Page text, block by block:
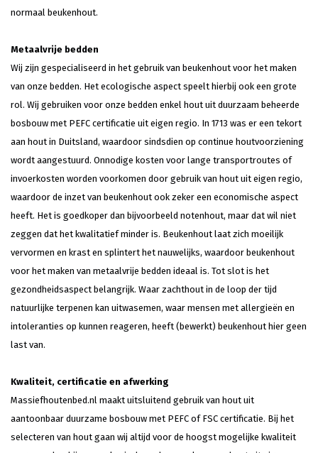
normaal beukenhout.
Metaalvrije bedden
Wij zijn gespecialiseerd in het gebruik van beukenhout voor het maken
van onze bedden. Het ecologische aspect speelt hierbij ook een grote
rol. Wij gebruiken voor onze bedden enkel hout uit duurzaam beheerde
bosbouw met PEFC certificatie uit eigen regio. In 1713 was er een tekort
aan hout in Duitsland, waardoor sindsdien op continue houtvoorziening
wordt aangestuurd. Onnodige kosten voor lange transportroutes of
invoerkosten worden voorkomen door gebruik van hout uit eigen regio,
waardoor de inzet van beukenhout ook zeker een economische aspect
heeft. Het is goedkoper dan bijvoorbeeld notenhout, maar dat wil niet
zeggen dat het kwalitatief minder is. Beukenhout laat zich moeilijk
vervormen en krast en splintert het nauwelijks, waardoor beukenhout
voor het maken van metaalvrije bedden ideaal is. Tot slot is het
gezondheidsaspect belangrijk. Waar zachthout in de loop der tijd
natuurlijke terpenen kan uitwasemen, waar mensen met allergieën en
intoleranties op kunnen reageren, heeft (bewerkt) beukenhout hier geen
last van.
Kwaliteit, certificatie en afwerking
Massiefhoutenbed.nl maakt uitsluitend gebruik van hout uit
aantoonbaar duurzame bosbouw met PEFC of FSC certificatie. Bij het
selecteren van hout gaan wij altijd voor de hoogst mogelijke kwaliteit